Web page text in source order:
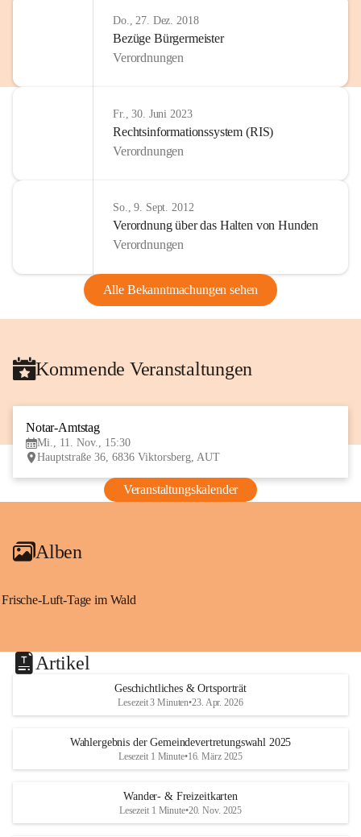
Do., 27. Dez. 2018
Bezüge Bürgermeister
Verordnungen
Fr., 30. Juni 2023
Rechtsinformationssystem (RIS)
Verordnungen
So., 9. Sept. 2012
Verordnung über das Halten von Hunden
Verordnungen
Alle Bekanntmachungen sehen
Kommende Veranstaltungen
Notar-Amtstag
Mi., 11. Nov., 15:30
Hauptstraße 36, 6836 Viktorsberg, AUT
Veranstaltungskalender
Alben
Frische-Luft-Tage im Wald
Artikel
Geschichtliches & Ortsporträt
Lesezeit 3 Minuten•23. Apr. 2026
Wahlergebnis der Gemeindevertretungswahl 2025
Lesezeit 1 Minute•16. März 2025
Wander- & Freizeitkarten
Lesezeit 1 Minute•20. Nov. 2025